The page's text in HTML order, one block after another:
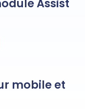
Assist
mobile et